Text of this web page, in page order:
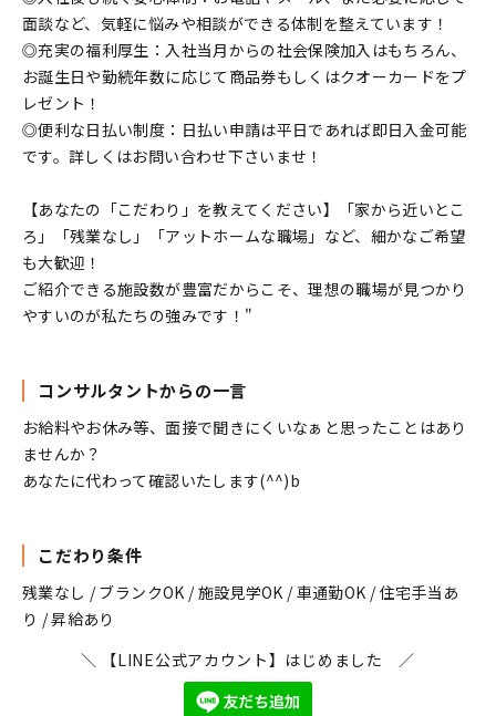
面談など、気軽に悩みや相談ができる体制を整えています！
◎充実の福利厚生：入社当月からの社会保険加入はもちろん、
お誕生日や勤続年数に応じて商品券もしくはクオーカードをプ
レゼント！
◎便利な日払い制度：日払い申請は平日であれば即日入金可能
です。詳しくはお問い合わせ下さいませ！
【あなたの「こだわり」を教えてください】「家から近いとこ
ろ」「残業なし」「アットホームな職場」など、細かなご希望
も大歓迎！
ご紹介できる施設数が豊富だからこそ、理想の職場が見つかり
やすいのが私たちの強みです！"
コンサルタントからの一言
お給料やお休み等、面接で聞きにくいなぁと思ったことはあり
ませんか？
あなたに代わって確認いたします(^^)b
こだわり条件
残業なし / ブランクOK / 施設見学OK / 車通勤OK / 住宅手当あ
り / 昇給あり
＼ 【LINE公式アカウント】はじめました ／